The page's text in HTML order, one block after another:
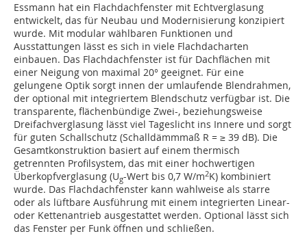
Essmann hat ein Flachdachfenster mit Echtverglasung
entwickelt, das für Neubau und Modernisierung konzipiert
wurde. Mit modular wählbaren Funktionen und
Ausstattungen lässt es sich in viele Flachdacharten
einbauen. Das Flachdachfenster ist für Dachflächen mit
einer Neigung von maximal 20° geeignet. Für eine
gelungene Optik sorgt innen der umlaufende Blendrahmen,
der optional mit integriertem Blendschutz verfügbar ist. Die
transparente, flächenbündige Zwei-, beziehungsweise
Dreifachverglasung lässt viel Tageslicht ins Innere und sorgt
für guten Schallschutz (Schalldämmmaß R = ≥ 39 dB). Die
Gesamtkonstruktion basiert auf einem thermisch
getrennten Profilsystem, das mit einer hochwertigen
Überkopfverglasung (Ug-Wert bis 0,7 W/m2K) kombiniert
wurde. Das Flachdachfenster kann wahlweise als starre
oder als lüftbare Ausführung mit einem integrierten Linear-
oder Kettenantrieb ausgestattet werden. Optional lässt sich
das Fenster per Funk öffnen und schließen.